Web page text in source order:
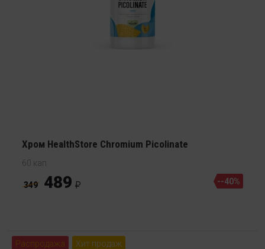
Хром HealthStore Chromium Picolinate
60 кап
349 489 --40%
Распродажа Хит продаж